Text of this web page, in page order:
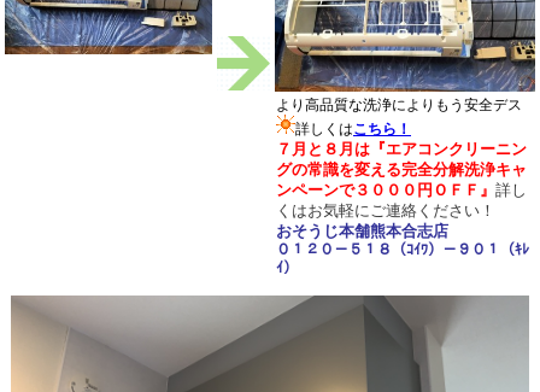
より高品質な洗浄によりもう安全デス
詳しくはこちら！
７月と８ 月は『エアコンクリーニン
グの常識を変える完全分解洗浄キャ
ンペーンで３０００円ＯＦＦ』 詳し
くはお気軽にご連絡ください！
おそうじ本舗熊本合志店
０１２０－５１８（ｺｲﾜ）－９０１（ｷﾚ
ｲ）